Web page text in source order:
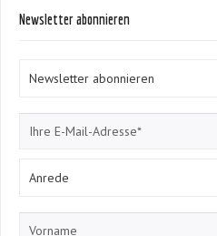
Newsletter abonnieren